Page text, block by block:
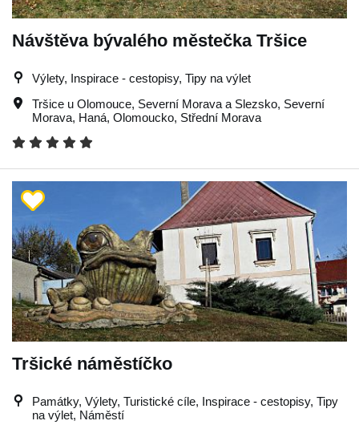
Návštěva bývalého městečka Tršice
Výlety, Inspirace - cestopisy, Tipy na výlet
Tršice u Olomouce, Severní Morava a Slezsko, Severní
Morava, Haná, Olomoucko, Střední Morava
Tršické náměstíčko
Památky, Výlety, Turistické cíle, Inspirace - cestopisy, Tipy
na výlet, Náměstí